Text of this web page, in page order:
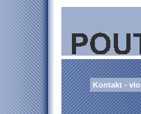
Kontakt -